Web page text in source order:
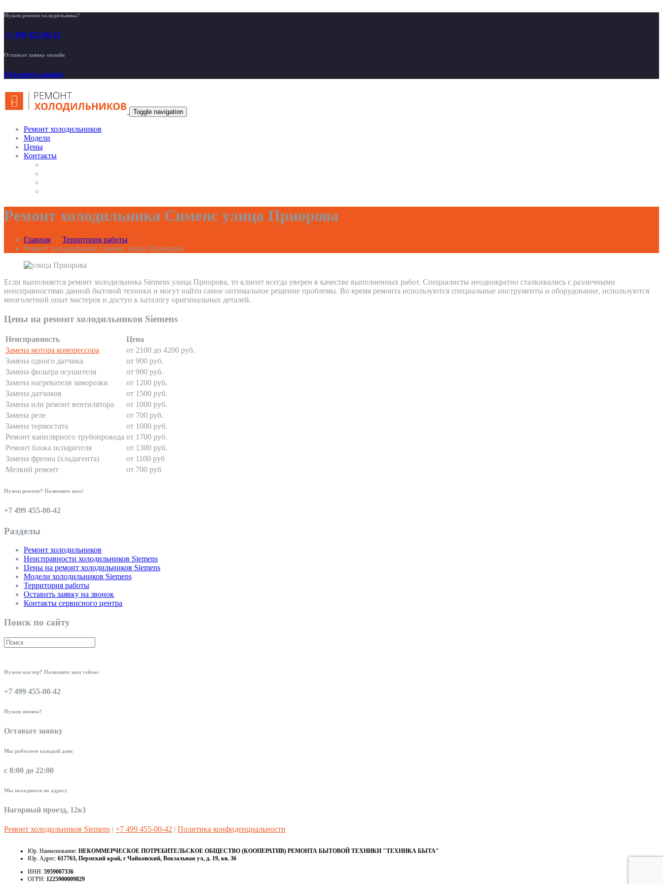
Нужен ремонт холодильника?
+7 499 455-00-42
Оставьте заявку онлайн
Оставить заявку
Toggle navigation
Ремонт холодильников
Модели
Цены
Контакты
Ремонт холодильника Сименс улица Приорова
Главная / Территория работы /
Ремонт холодильника Сименс улица Приорова
Если выполняется ремонт холодильника Siemens улица Приорова, то клиент всегда уверен в качестве выполненных работ. Специалисты неоднократно сталкивались с различными
неисправностями данной бытовой техники и могут найти самое оптимальное решение проблемы. Во время ремонта используются специальные инструменты и оборудование, используются
многолетний опыт мастеров и доступ к каталогу оригинальных деталей.
Цены на ремонт холодильников Siemens
Неисправность
Цена
Замена мотора компрессора
от 2100 до 4200 руб.
Замена одного датчика
от 900 руб.
Замена фильтра осушителя
от 900 руб.
Замена нагревателя заморозки
от 1200 руб.
Замена датчиков
от 1500 руб.
Замена или ремонт вентилятора
от 1000 руб.
Замена реле
от 700 руб.
Замена термостата
от 1000 руб.
Ремонт капилярного трубопровода от 1700 руб.
Ремонт блока испарителя
от 1300 руб.
Замена фреона (хладагента)
от 1100 руб
Мелкий ремонт
от 700 руб
Нужен ремонт? Позвоните нам!
+7 499 455-00-42
Разделы
Ремонт холодильников
Неисправности холодильников Siemens
Цены на ремонт холодильников Siemens
Модели холодильников Siemens
Территория работы
Оставить заявку на звонок
Контакты сервисного центра
Поиск по сайту
Нужен мастер? Позвоните нам сейчас
+7 499 455-00-42
Нужен звонок?
Оставьте заявку
Мы работаем каждый день
с 8:00 до 22:00
Мы находимся по адресу
Нагорный проезд, 12к1
Ремонт холодильников Siemens | +7 499 455-00-42 | Политика конфиденциальности
Юр. Наименование: НЕКОММЕРЧЕСКОЕ ПОТРЕБИТЕЛЬСКОЕ ОБЩЕСТВО (КООПЕРАТИВ) РЕМОНТА БЫТОВОЙ ТЕХНИКИ "ТЕХНИКА БЫТА"
Юр. Адрес: 617763, Пермский край, г Чайковский, Вокзальная ул, д. 19, кв. 36
ИНН: 5959007336
ОГРН: 1225900009829